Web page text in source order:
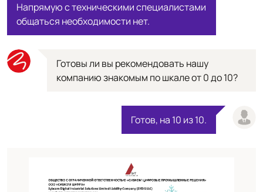
Напрямую с техническими специалистами
общаться необходимости нет.
Готовы ли вы рекомендовать нашу
компанию знакомым по шкале от 0 до 10?
Готов, на 10 из 10.